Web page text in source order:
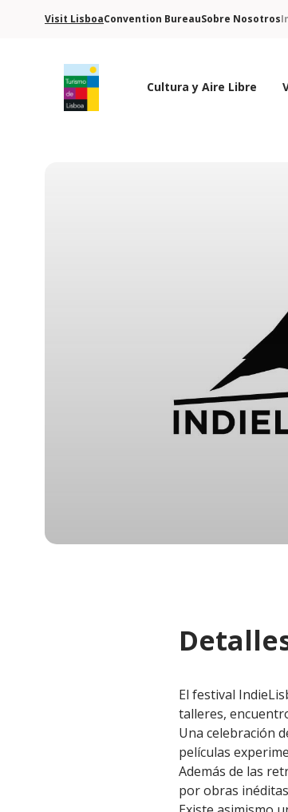
Visit LisboaConvention BureauSobre Nosotros
Cultura y Aire Libre
El festival
talleres,
Una celebración
películas
Además de las
por obras